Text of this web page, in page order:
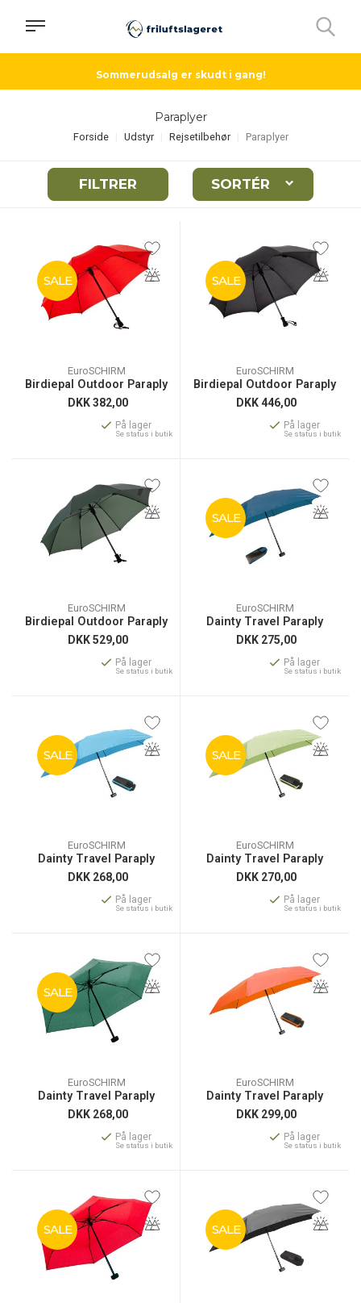
Sommerudsalg er skudt i gang!
Paraplyer
Forside Udstyr Rejsetilbehør Paraplyer
FILTRER SORTÉR
SALE
EuroSCHIRM
Birdiepal Outdoor Paraply
DKK382,00
På lager
Se status i butik
SALE
EuroSCHIRM
Birdiepal Outdoor Paraply
DKK446,00
På lager
Se status i butik
EuroSCHIRM
Birdiepal Outdoor Paraply
DKK529,00
På lager
Se status i butik
SALE
EuroSCHIRM
Dainty Travel Paraply
DKK 275,00
På lager
Se status i butik
SALE
EuroSCHIRM
Dainty Travel Paraply
DKK 268,00
På lager
Se status i butik
SALE
EuroSCHIRM
Dainty Travel Paraply
DKK 270,00
På lager
Se status i butik
SALE
EuroSCHIRM
Dainty Travel Paraply
DKK 268,00
På lager
Se status i butik
EuroSCHIRM
Dainty Travel Paraply
DKK 299,00
På lager
Se status i butik
SALE SALE